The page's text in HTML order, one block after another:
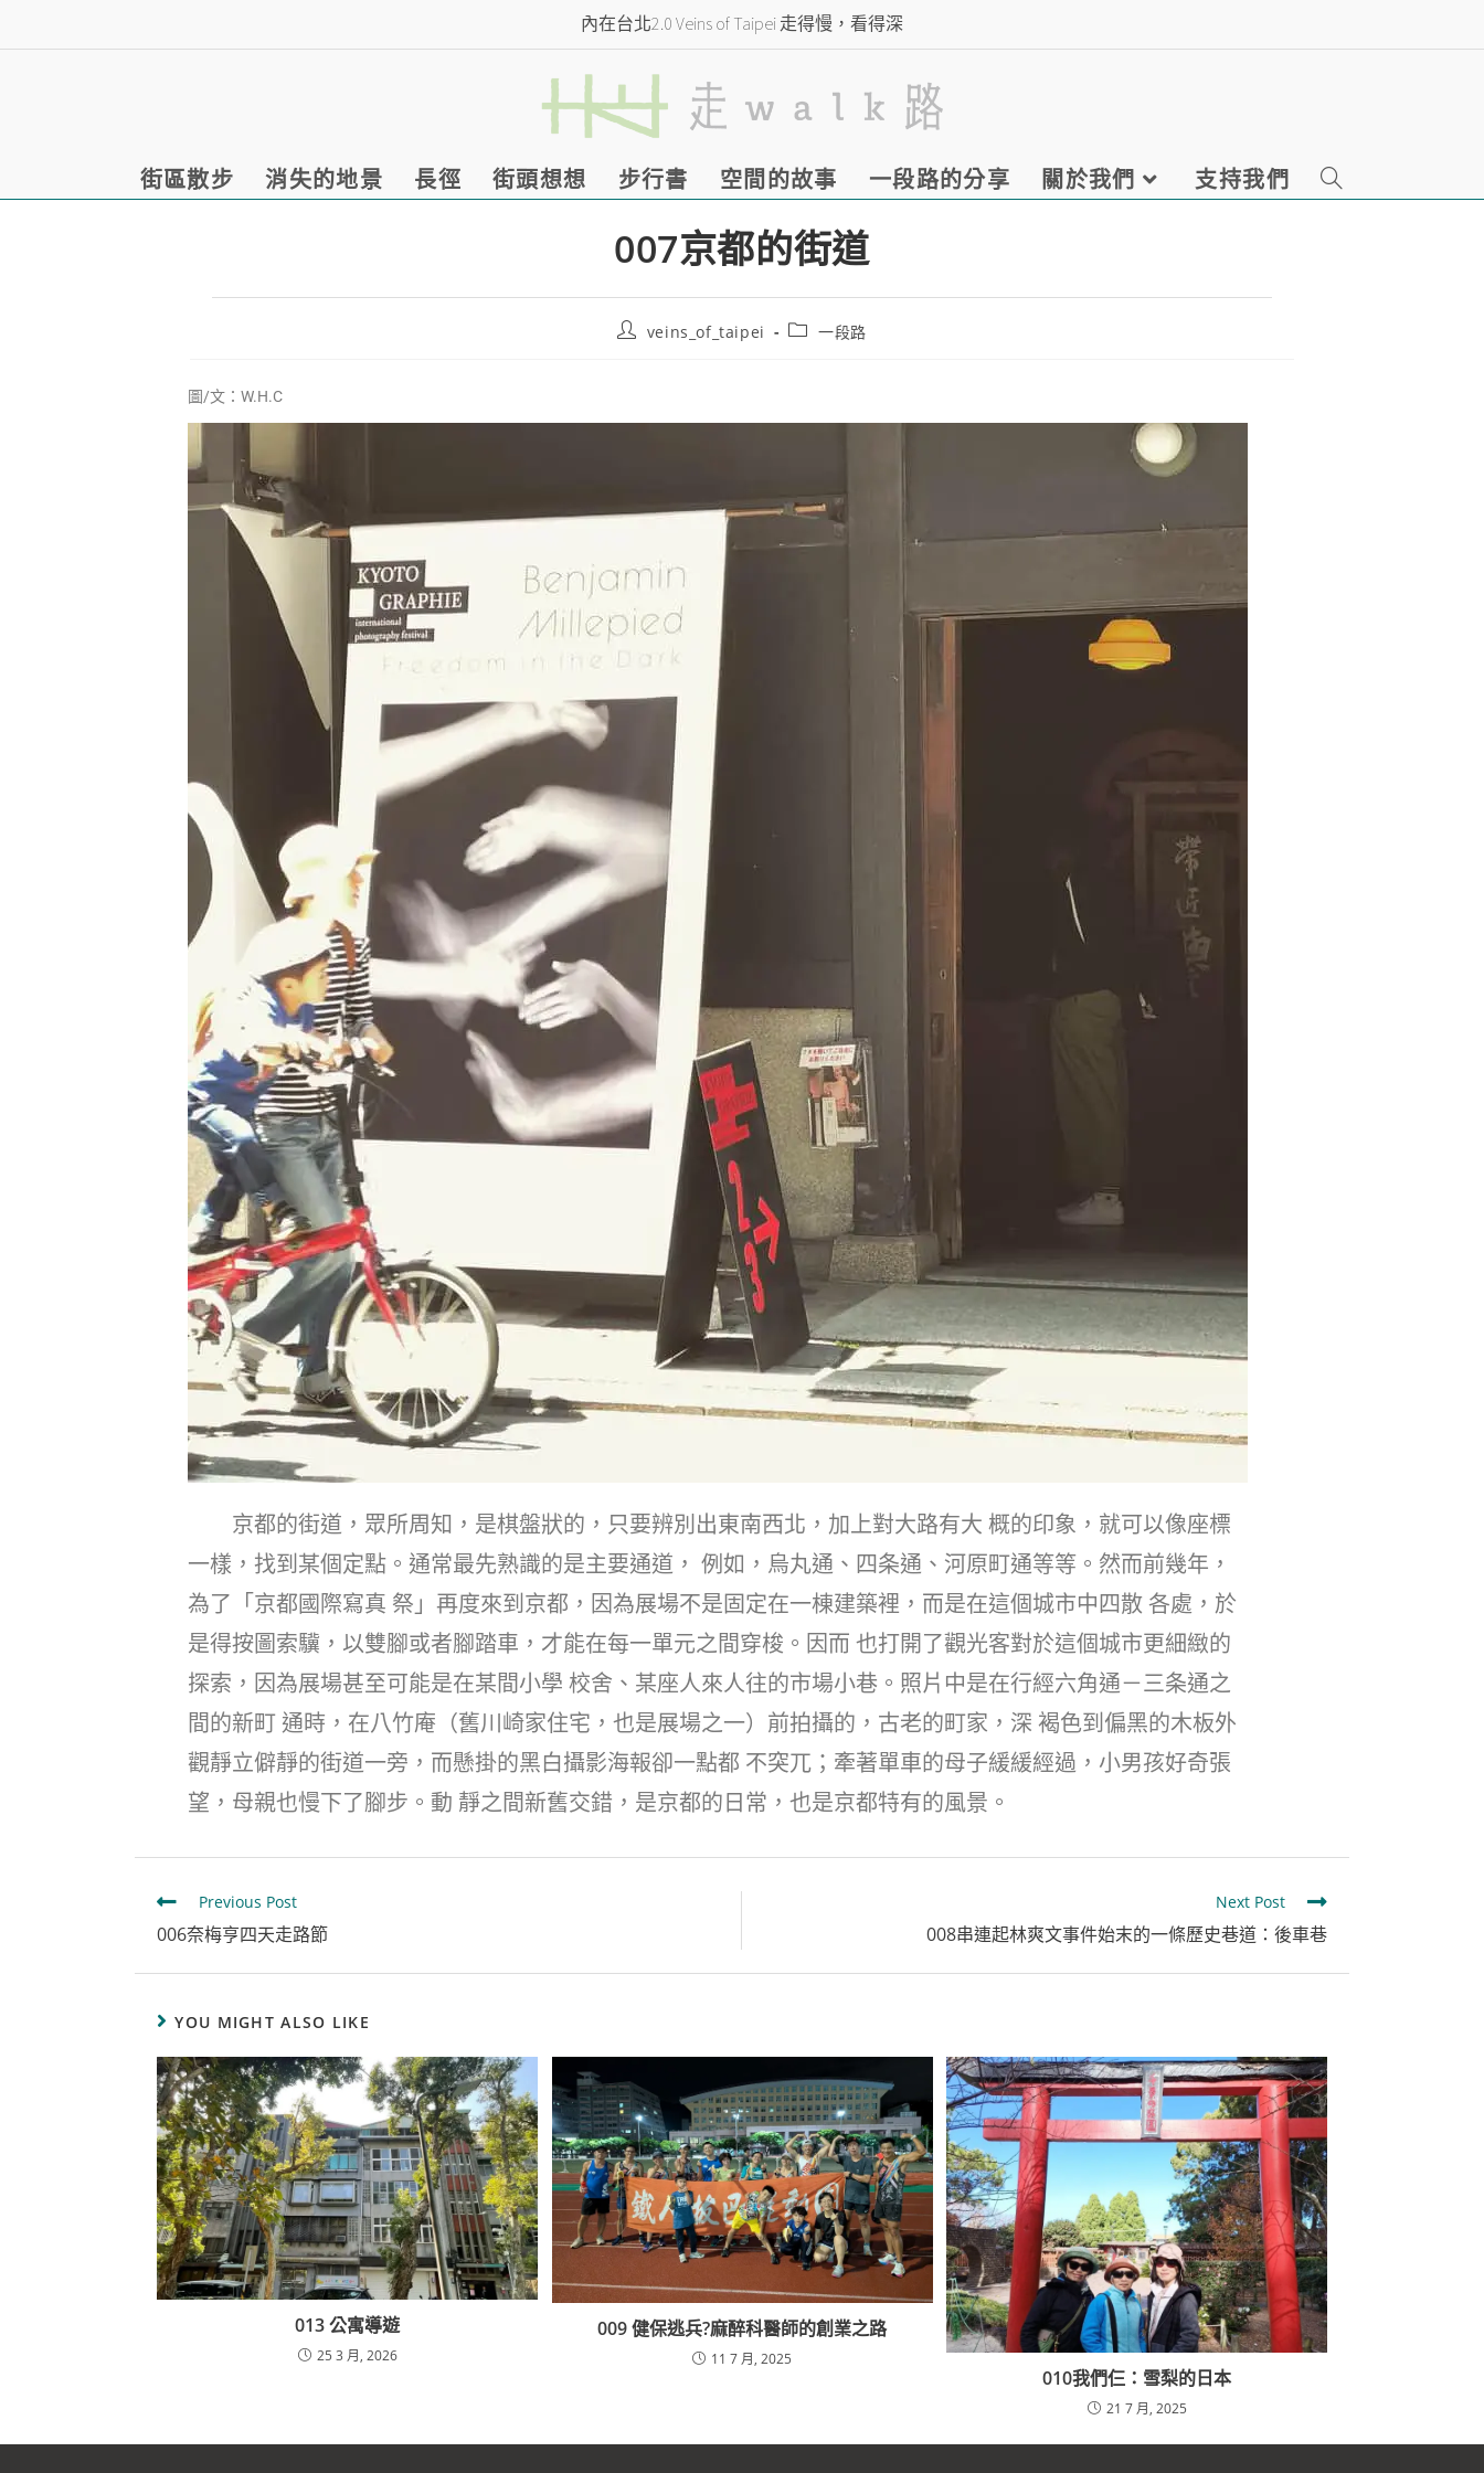
內在台北2.0 Veins of Taipei 走得慢，看得深
街區散步 消失的地景 長徑 街頭想想 步行書 空間的故事 一段路的分享 關於我們 支持我們
007京都的街道
veins_of_taipei 一段路
圖/文： W.H.C
京都的街道，眾所周知，是棋盤狀的，只要辨別出東南西北，加上對大路有大 概的印象，就可以像座標
一樣，找到某個定點。通常最先熟識的是主要通道， 例如，烏丸通、四条通、河原町通等等。然而前幾年，
為了「京都國際寫真 祭」再度來到京都，因為展場不是固定在一棟建築裡，而是在這個城市中四散 各處，於
是得按圖索驥，以雙腳或者腳踏車，才能在每一單元之間穿梭。因而 也打開了觀光客對於這個城市更細緻的
探索，因為展場甚至可能是在某間小學 校舍、某座人來人往的市場小巷。照片中是在行經六角通－三条通之
間的新町 通時，在八竹庵（舊川崎家住宅，也是展場之一）前拍攝的，古老的町家，深 褐色到偏黑的木板外
觀靜立僻靜的街道一旁，而懸掛的黑白攝影海報卻一點都 不突兀；牽著單車的母子緩緩經過，小男孩好奇張
望，母親也慢下了腳步。動 靜之間新舊交錯，是京都的日常，也是京都特有的風景。
Previous Post
006奈梅亨四天走路節
Next Post
008串連起林爽文事件始末的一條歷史巷道：後車巷
YOU MIGHT ALSO LIKE
013 公寓導遊
25 3 月, 2026
009 健保逃兵?麻醉科醫師的創業之路
11 7 月, 2025
010我們仨：雪梨的日本
21 7 月, 2025